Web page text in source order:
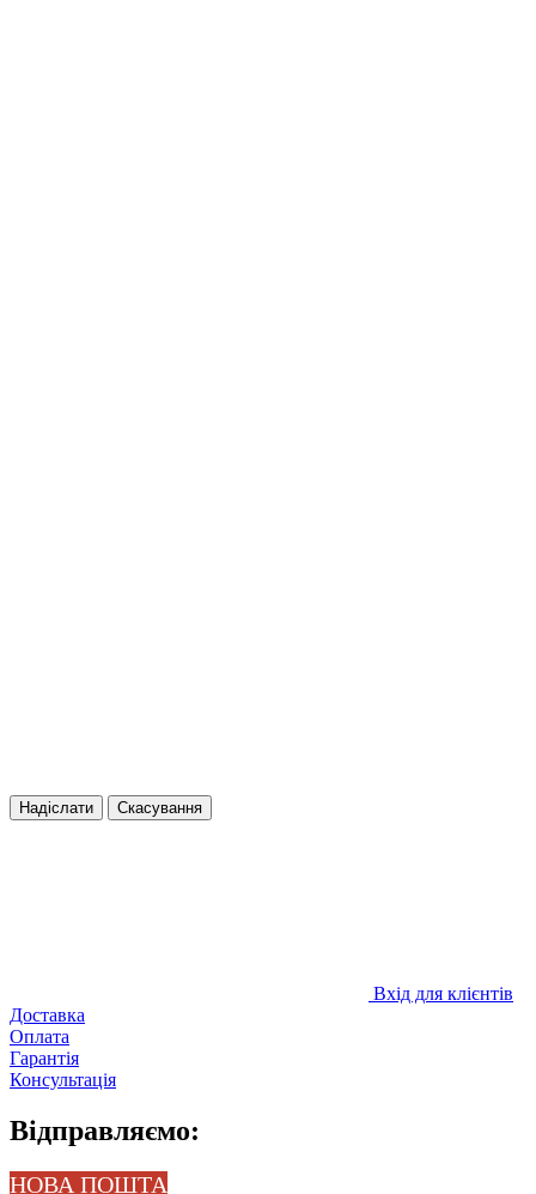
Надіслати Скасування
Вхід для клієнтів
Доставка
Оплата
Гарантія
Консультація
Відправляємо:
НОВА ПОШТА